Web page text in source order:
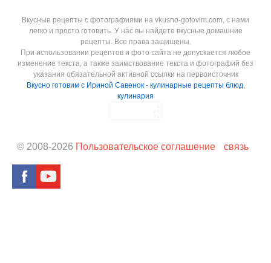
Вкусные рецепты с фотографиями на vkusno-gotovim.com, с нами
легко и просто готовить. У нас вы найдете вкусные домашние
рецепты. Все права защищены.
При использовании рецептов и фото сайта не допускается любое
изменение текста, а также заимствование текста и фотографий без
указания обязательной активной ссылки на первоисточник
Вкусно готовим с Ириной Савенок - кулинарные рецепты блюд,
кулинария
© 2008-2026 Пользовательское соглашение связь